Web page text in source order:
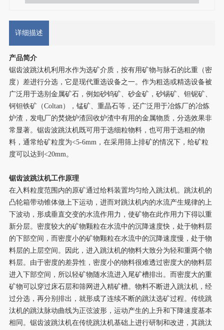
详细描述
产品简介
锯齿波跳汰机利用水作为选矿介质，按有用矿物与脉石的比重（密
度）差进行分选，它是现代重选设备之一。作为粗选或精选设备被
广泛用于选别金属矿石，例如砂钨矿、砂金矿，砂锡矿、钽铌矿、
钶钽铁矿（Coltan），锰矿、重晶石等，还广泛用于冶炼厂的冶炼
炉渣，发电厂的焚烧炉渣回收炉渣中有用的金属物质，分选效果非
常显著。锯齿波跳汰机既可用于选细粒物料，也可用于选粗的物
料，通常给矿粒度为<5-6mm，在采用筛上排矿的情况下，给矿粒
度可以达到<20mm。
锯齿波跳汰机工作原理
在入料粒度范围内的原矿通过给料装置均匀给入跳汰机。跳汰机的
凸轮箱带动锥体做上下运动，进而对跳汰机内的水流产生规律的上
下波动，形成垂直交变的水流作用力，使矿物在此作用力下得以重
新分层。密度较大的矿物颗粒在水流中的沉降速度快，处于物料层
的下部空间，而密度小的矿物颗粒在水流中的沉降速度慢，处于物
料层的上层空间。因此，进入跳汰机的物料大致分为轻和重两个物
料层。由于密度的差异性，密度小的物料很难透过密度大的物料层
进入下部空间，所以轻矿物随水流进入尾矿槽排出。而密度大的重
矿物可以穿过床石层和筛网进入精矿槽。物料不断进入跳汰机，经
过分选，再分别排出，就形成了连续不断的跳汰选矿过程。传统跳
汰机的跳汰脉动曲线为正弦波形，运动产生的上升和下降速度基本
相同。锯齿波跳汰机在传统跳汰机基础上进行研制和改进，其跳汰